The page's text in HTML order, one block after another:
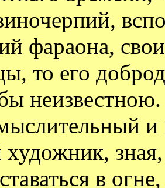
фараона,
то его
в